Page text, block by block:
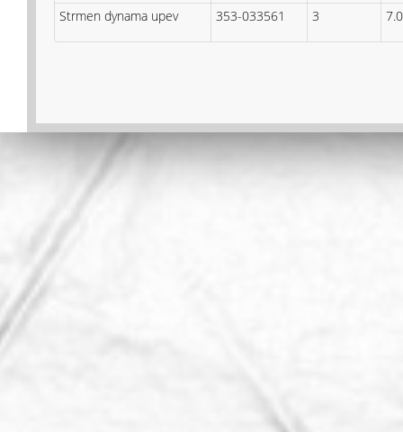
Strmen dynama upev 353-033561 3